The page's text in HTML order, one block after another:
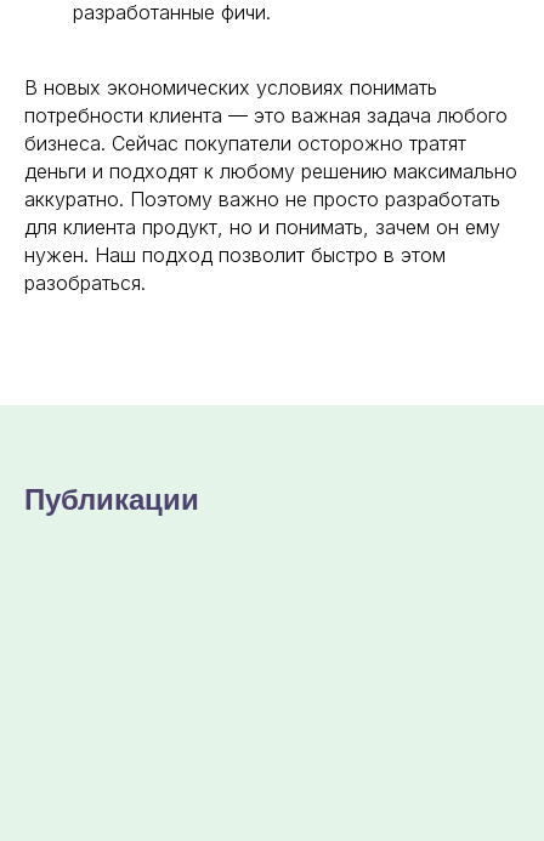
разработанные фичи.
В новых экономических условиях понимать
потребности клиента — это важная задача любого
бизнеса. Сейчас покупатели осторожно тратят
деньги и подходят к любому решению максимально
аккуратно. Поэтому важно не просто разработать
для клиента продукт, но и понимать, зачем он ему
нужен. Наш подход позволит быстро в этом
разобраться.
Публикации